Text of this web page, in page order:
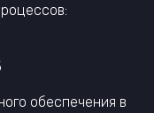
обеспечения в